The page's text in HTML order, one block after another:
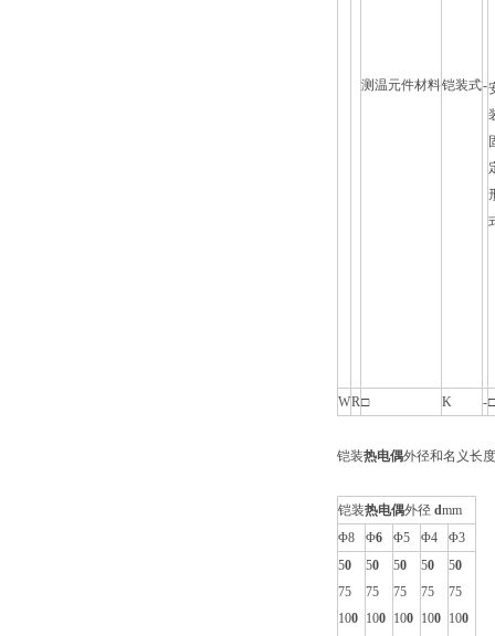
测温元件材料铠装式-
WR□ K -□
铠装热电偶外径和名义长
铠装热电偶外径 dmm
Φ8
Φ6 Φ5 Φ4
Φ3
50
75
100
50
75
100
50
75
100
50
75
100
50
75
100